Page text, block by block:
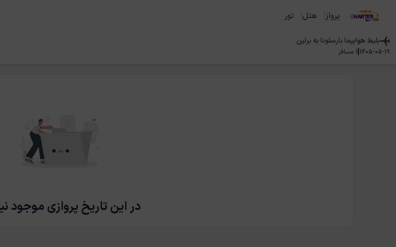
پرواز هتل تور
بلیط هواپیمابارسلونابه برلین
1405-05-19
|
1 مسافر
در این تاریخ پروازی موجود